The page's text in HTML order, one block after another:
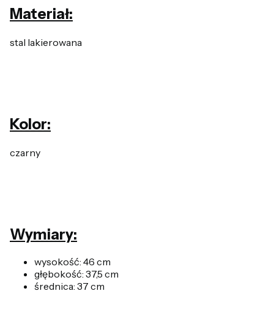
Materiał:
stal lakierowana
Kolor:
czarny
Wymiary:
wysokość: 46 cm
głębokość: 37,5 cm
średnica: 37 cm